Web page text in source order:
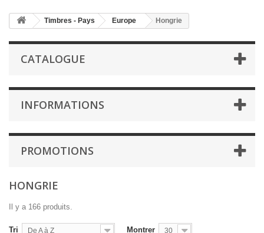
Timbres - Pays Europe Hongrie
CATALOGUE
INFORMATIONS
PROMOTIONS
HONGRIE
Il y a 166 produits.
Tri De A à Z Montrer 30